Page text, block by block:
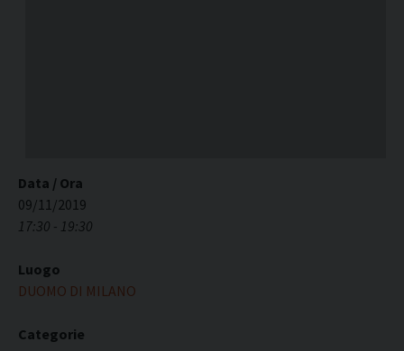
Data / Ora
09/11/2019
17:30 - 19:30
Luogo
DUOMO DI MILANO
Categorie